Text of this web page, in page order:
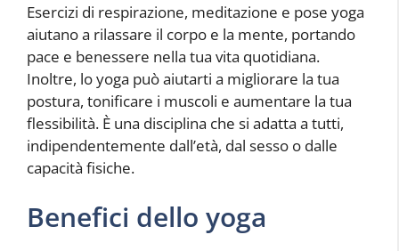
Esercizi di respirazione, meditazione e pose yoga
aiutano a rilassare il corpo e la mente, portando
pace e benessere nella tua vita quotidiana.
Inoltre, lo yoga può aiutarti a migliorare la tua
postura, tonificare i muscoli e aumentare la tua
flessibilità. È una disciplina che si adatta a tutti,
indipendentemente dall’età, dal sesso o dalle
capacità fisiche.
Benefici dello yoga